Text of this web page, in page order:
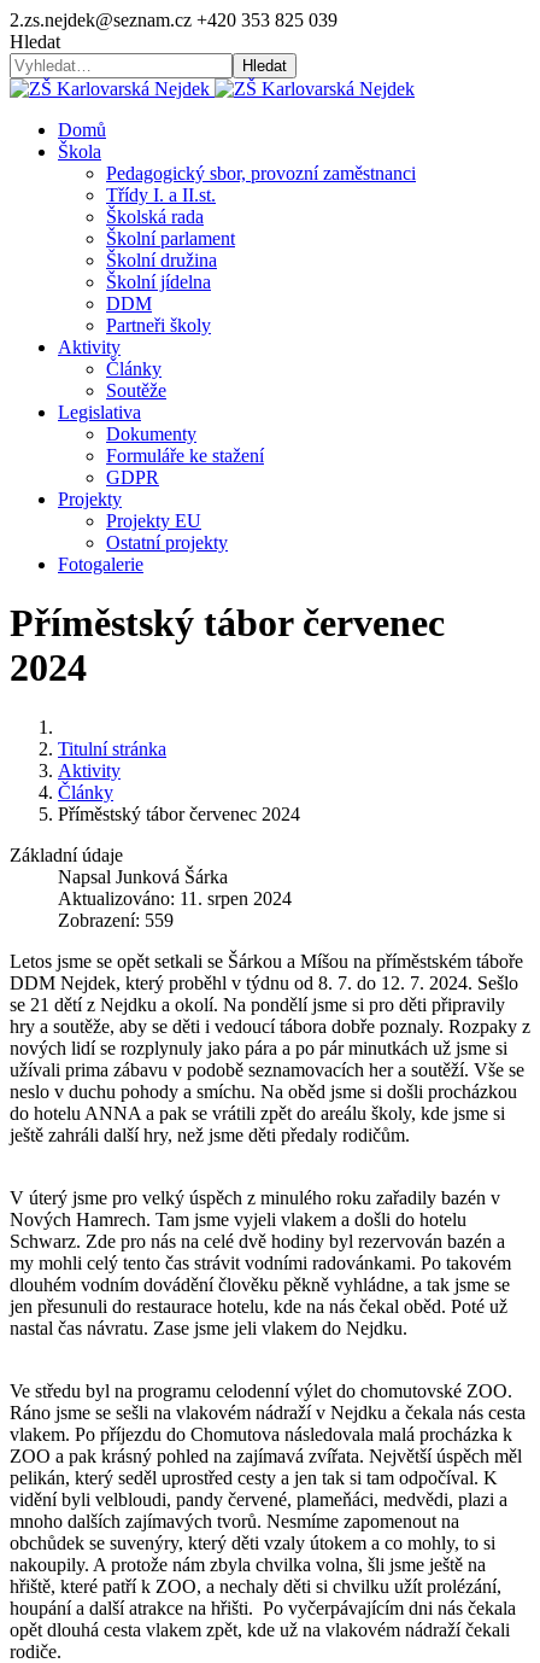
2.zs.nejdek@seznam.cz +420 353 825 039
Hledat
Hledat
Domů
Škola
Pedagogický sbor, provozní zaměstnanci
Třídy I. a II.st.
Školská rada
Školní parlament
Školní družina
Školní jídelna
DDM
Partneři školy
Aktivity
Články
Soutěže
Legislativa
Dokumenty
Formuláře ke stažení
GDPR
Projekty
Projekty EU
Ostatní projekty
Fotogalerie
Příměstský tábor červenec
2024
Titulní stránka
Aktivity
Články
Příměstský tábor červenec 2024
Základní údaje
Napsal Junková Šárka
Aktualizováno: 11. srpen 2024
Zobrazení: 559
Letos jsme se opět setkali se Šárkou a Míšou na příměstském táboře
DDM Nejdek, který proběhl v týdnu od 8. 7. do 12. 7. 2024. Sešlo
se 21 dětí z Nejdku a okolí. Na pondělí jsme si pro děti připravily
hry a soutěže, aby se děti i vedoucí tábora dobře poznaly. Rozpaky z
nových lidí se rozplynuly jako pára a po pár minutkách už jsme si
užívali prima zábavu v podobě seznamovacích her a soutěží. Vše se
neslo v duchu pohody a smíchu. Na oběd jsme si došli procházkou
do hotelu ANNA a pak se vrátili zpět do areálu školy, kde jsme si
ještě zahráli další hry, než jsme děti předaly rodičům.
V úterý jsme pro velký úspěch z minulého roku zařadily bazén v
Nových Hamrech. Tam jsme vyjeli vlakem a došli do hotelu
Schwarz. Zde pro nás na celé dvě hodiny byl rezervován bazén a
my mohli celý tento čas strávit vodními radovánkami. Po takovém
dlouhém vodním dovádění člověku pěkně vyhládne, a tak jsme se
jen přesunuli do restaurace hotelu, kde na nás čekal oběd. Poté už
nastal čas návratu. Zase jsme jeli vlakem do Nejdku.
Ve středu byl na programu celodenní výlet do chomutovské ZOO.
Ráno jsme se sešli na vlakovém nádraží v Nejdku a čekala nás cesta
vlakem. Po příjezdu do Chomutova následovala malá procházka k
ZOO a pak krásný pohled na zajímavá zvířata. Největší úspěch měl
pelikán, který seděl uprostřed cesty a jen tak si tam odpočíval. K
vidění byli velbloudi, pandy červené, plameňáci, medvědi, plazi a
mnoho dalších zajímavých tvorů. Nesmíme zapomenout na
obchůdek se suvenýry, který děti vzaly útokem a co mohly, to si
nakoupily. A protože nám zbyla chvilka volna, šli jsme ještě na
hřiště, které patří k ZOO, a nechaly děti si chvilku užít prolézání,
houpání a další atrakce na hřišti. Po vyčerpávajícím dni nás čekala
opět dlouhá cesta vlakem zpět, kde už na vlakovém nádraží čekali
rodiče.